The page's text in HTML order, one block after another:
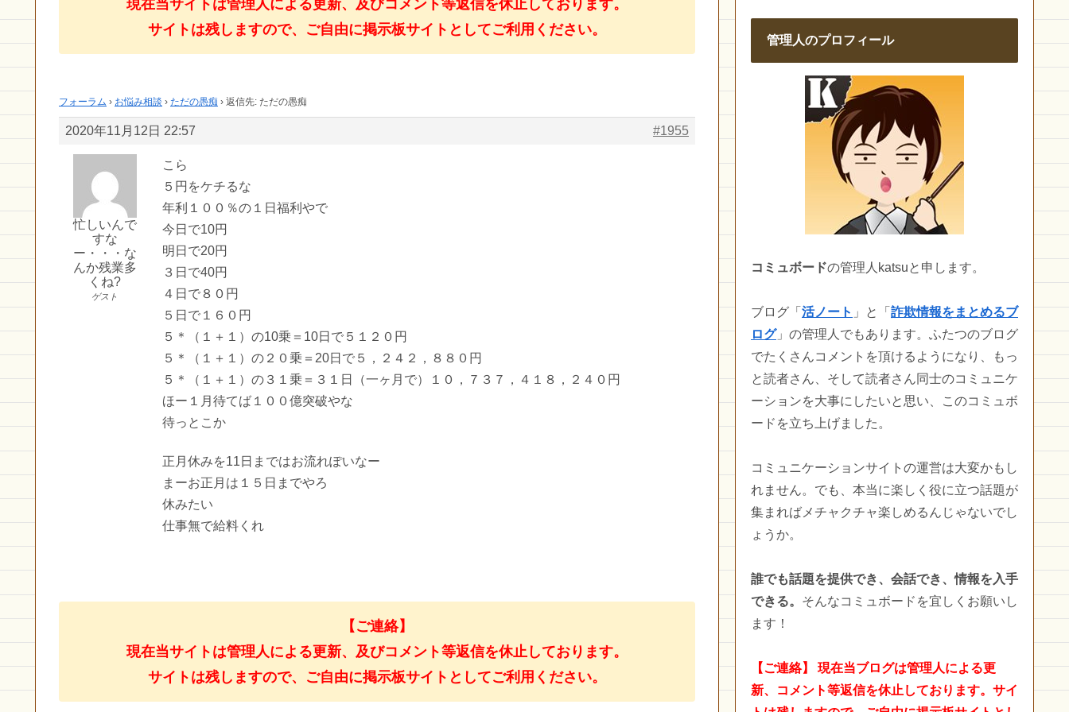
現在当サイトは管理人による更新、及びコメント等返信を休止しております。
サイトは残しますので、ご自由に掲示板サイトとしてご利用ください。
フォーラム › お悩み相談 › ただの愚痴 › 返信先: ただの愚痴
2020年11月12日 22:57 #1955
忙しいんで
すな
ー・・・な
んか残業多
くね?
ゲスト
こら
５円をケチるな
年利１００％の１日福利やで
今日で10円
明日で20円
３日で40円
４日で８０円
５日で１６０円
５＊（１＋１）の10乗＝10日で５１２０円
５＊（１＋１）の２０乗＝20日で５，２４２，８８０円
５＊（１＋１）の３１乗＝３１日（一ヶ月で）１０，７３７，４１８，２４０円
ほー１月待てば１００億突破やな
待っとこか
正月休みを11日まではお流れぽいなー
まーお正月は１５日までやろ
休みたい
仕事無で給料くれ
【ご連絡】
現在当サイトは管理人による更新、及びコメント等返信を休止しております。
サイトは残しますので、ご自由に掲示板サイトとしてご利用ください。
管理人のプロフィール
コミュボードの管理人katsuと申します。
ブログ「 活ノート 」と「 詐欺情報をまとめるブ
ログ」の管理人でもあります。ふたつのブログ
でたくさんコメントを頂けるようになり、もっ
と読者さん、そして読者さん同士のコミュニケ
ーションを大事にしたいと思い、このコミュボ
ードを立ち上げました。
コミュニケーションサイトの運営は大変かもし
れません。でも、本当に楽しく役に立つ話題が
集まればメチャクチャ楽しめるんじゃないでし
ょうか。
誰でも話題を提供でき、会話でき、情報を入手
できる。 そんなコミュボードを宜しくお願いし
ます！
【ご連絡】
現在当ブログは管理人による更
新、コメント等返信を休止しております。サイ